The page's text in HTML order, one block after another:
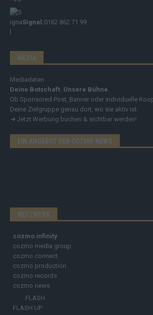
Signal:0162 862 71 99
MEDIA
Mediadaten
Deine Botschaft. Unsere Bühne.
Ob Sponsored Post, Banner oder individuelle
Deine Zielgruppe genau dort, wo sie aktiv ist.
➔ Jetzt Werbung buchen & sichtbar werden!
EIN ANGEBOT DER COZMO NEWS
NETZWERK
cozmo infinity
cozmo media group
cozmo connect
cozmo production
cozmo records
cozmo news
FLASH
FLASH UP